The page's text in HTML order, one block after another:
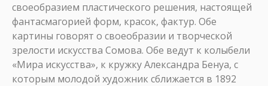
своеобразием пластического решения, настоящей
фантасмагорией форм, красок, фактур. Обе
картины говорят о своеобразии и творческой
зрелости искусства Сомова. Обе ведут к колыбели
«Мира искусства», к кружку Александра Бенуа, с
которым молодой художник сближается в 1892